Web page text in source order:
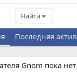
Найти
Последняя
Gnom пока